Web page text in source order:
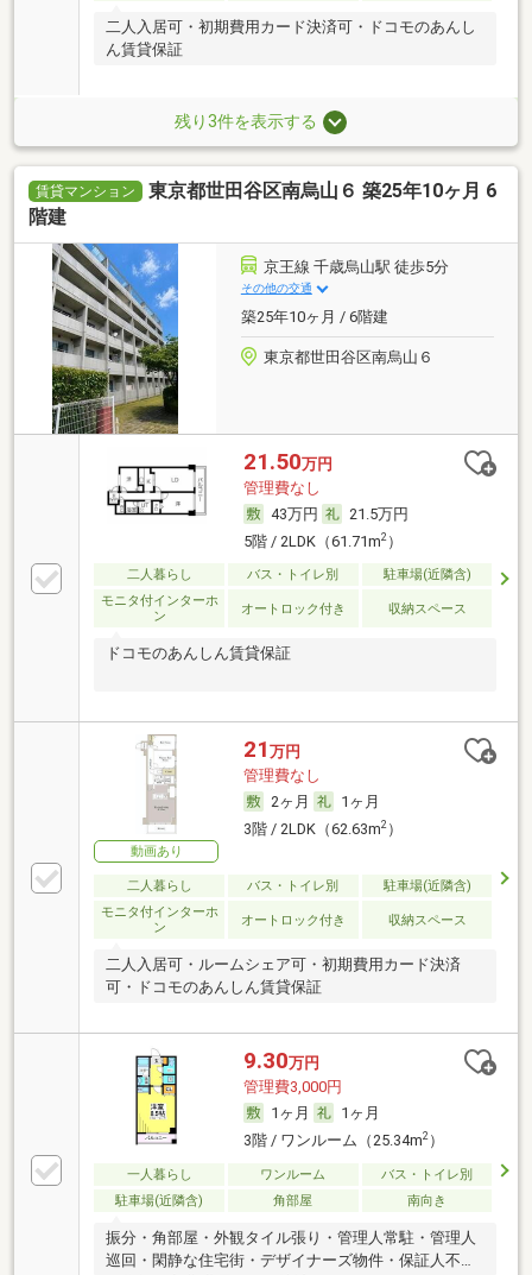
二人入居可・初期費用カード決済可・ドコモのあんし
ん賃貸保証
残り3件を表示する
賃貸マンション
東京都世田谷区南烏山６ 築25年10ヶ月 6
階建
京王線 千歳烏山駅 徒歩5分
その他の交通
築25年10ヶ月 / 6階建
東京都世田谷区南烏山６
21.50万円
管理費なし
43万円
21.5万円
5階 / 2LDK（61.71m2）
二人暮らし バス・トイレ別
駐車場(近隣含)
モニタ付インターホ
ン
オートロック付き 収納スペース
ドコモのあんしん賃貸保証
動画あり
21 万円
管理費なし
2ヶ月
1ヶ月
3階 / 2LDK（62.63m2）
二人暮らし バス・トイレ別
駐車場(近隣含)
モニタ付インターホ
ン
オートロック付き 収納スペース
二人入居可・ルームシェア可・初期費用カード決済
可・ドコモのあんしん賃貸保証
9.30万円
管理費3,000円
1ヶ月
1ヶ月
3階 / ワンルーム（25.34m2）
一人暮らし ワンルーム
バス・トイレ別
駐車場(近隣含)
角部屋 南向き
振分・角部屋・外観タイル張り・管理人常駐・管理人
巡回・閑静な住宅街・デザイナーズ物件・保証人不要